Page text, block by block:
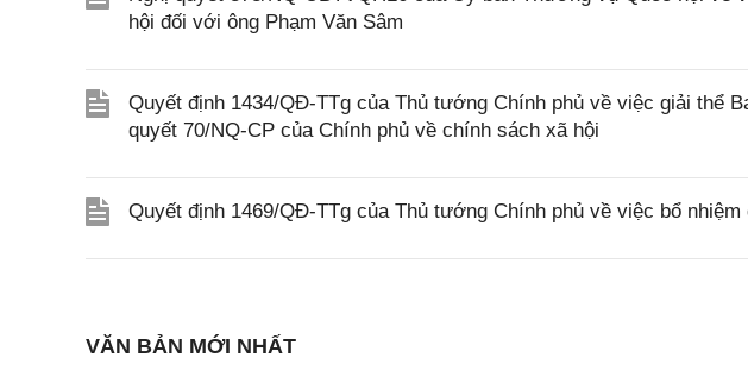
hội đối với ông Phạm Văn Sâm
Quyết định 1434/QĐ-TTg của Thủ tướng Chính phủ về việc giải thể
quyết 70/NQ-CP của Chính phủ về chính sách xã hội
Quyết định 1469/QĐ-TTg của Thủ tướng Chính phủ về việc bổ
VĂN BẢN MỚI NHẤT